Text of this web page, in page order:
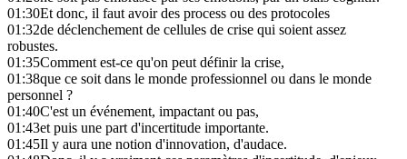
01:30Et donc, il faut avoir des process ou des protocoles
01:32de déclenchement de cellules de crise qui soient assez
robustes.
01:35Comment est-ce qu'on peut définir la crise,
01:38que ce soit dans le monde professionnel ou dans le monde
personnel ?
01:40C'est un événement, impactant ou pas,
01:43et puis une part d'incertitude importante.
01:45Il y aura une notion d'innovation, d'audace.